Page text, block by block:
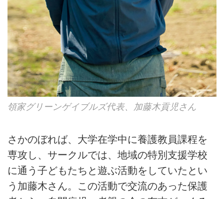
領家グリーンゲイブルズ代表、加藤木貢児さん
さかのぼれば、大学在学中に養護教員課程を
専攻し、サークルでは、地域の特別支援学校
に通う子どもたちと遊ぶ活動をしていたとい
う加藤木さん。この活動で交流のあった保護